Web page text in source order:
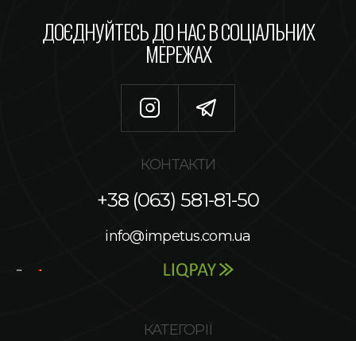
ДОЄДНУЙТЕСЬ ДО НАС В СОЦІАЛЬНИХ
МЕРЕЖАХ
КОНТАКТИ
+38 (063) 581-81-50
info@impetus.com.ua
КАТЕГОРІЇ